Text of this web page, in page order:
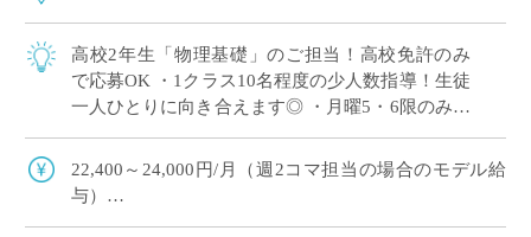
高校2年生「物理基礎」のご担当！高校免許のみ
で応募OK ・1クラス10名程度の少人数指導！生徒
一人ひとりに向き合えます◎ ・月曜5・6限のみ！
やテスト作成ではご自身のアイデア […]
22,400～24,000円/月（週2コマ担当の場合のモデル給
与）